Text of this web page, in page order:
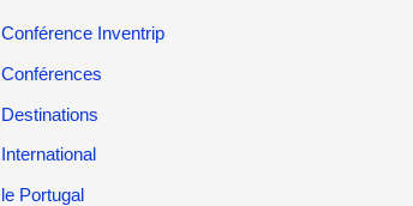
Conférence Inventrip
Conférences
Destinations
International
le Portugal